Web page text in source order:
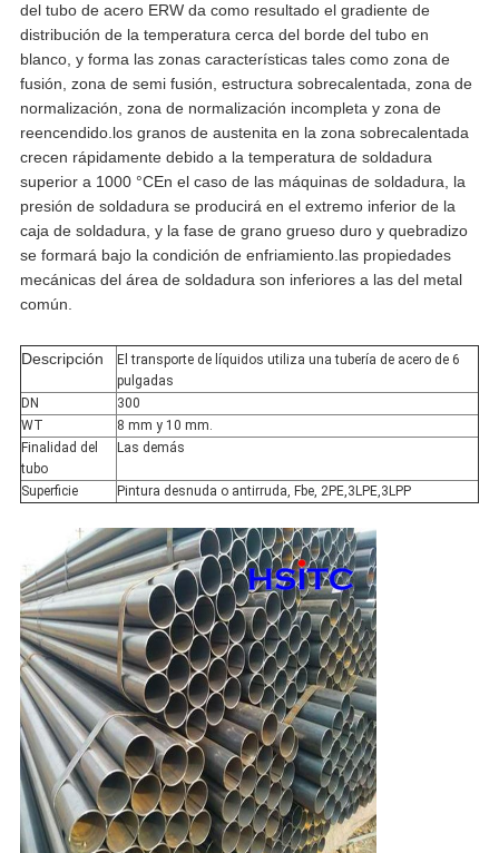
del tubo de acero ERW da como resultado el gradiente de
distribución de la temperatura cerca del borde del tubo en
blanco, y forma las zonas características tales como zona de
fusión, zona de semi fusión, estructura sobrecalentada, zona de
normalización, zona de normalización incompleta y zona de
reencendido.los granos de austenita en la zona sobrecalentada
crecen rápidamente debido a la temperatura de soldadura
superior a 1000 °CEn el caso de las máquinas de soldadura, la
presión de soldadura se producirá en el extremo inferior de la
caja de soldadura, y la fase de grano grueso duro y quebradizo
se formará bajo la condición de enfriamiento.las propiedades
mecánicas del área de soldadura son inferiores a las del metal
común.
Descripción
El transporte de líquidos utiliza una tubería de acero de 6
pulgadas
DN
300
WT
8 mm y 10 mm.
Finalidad del
tubo
Las demás
Superficie Pintura desnuda o antirruda, Fbe, 2PE,3LPE,3LPP